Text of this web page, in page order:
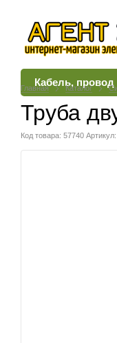
Кабель, провод
Главная Каталог
Труба
Код товара: 57740